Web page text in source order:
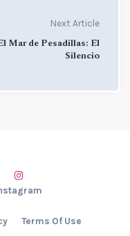
Next Article
Mar de Pesadillas: El
Silencio
Terms Of Use